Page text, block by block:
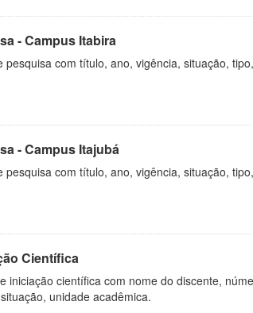
- Campus Itabira
pesquisa com título, ano, vigência, situação,
- Campus Itajubá
pesquisa com título, ano, vigência, situação,
Científica
iniciação científica com nome do discente,
unidade acadêmica.